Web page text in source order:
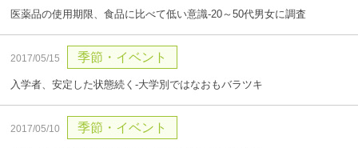
医薬品の使用期限、食品に比べて低い意識‐20～50代男女に調査
2017/05/15 季節・イベント
入学者、安定した状態続く‐大学別ではなおもバラツキ
2017/05/10 季節・イベント